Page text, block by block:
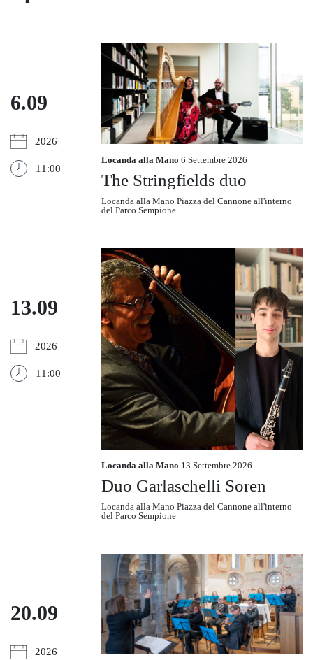
6.09
2026
11:00
Locanda alla Mano 6 Settembre 2026
The Stringfields duo
Locanda alla Mano Piazza del Cannone all'interno
del Parco Sempione
13.09
2026
11:00
Locanda alla Mano 13 Settembre 2026
Duo Garlaschelli Soren
Locanda alla Mano Piazza del Cannone all'interno
del Parco Sempione
20.09
2026